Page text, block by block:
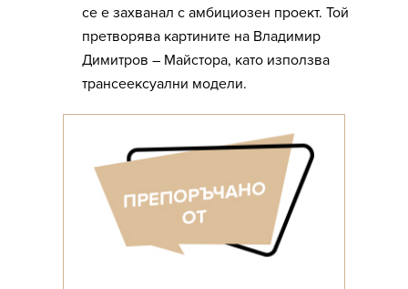
се е захванал с амбициозен проект. Той
претворява картините на Владимир
Димитров – Майстора, като използва
трансеексуални модели.